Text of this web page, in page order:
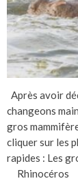
Après avoir
changeons
gros
cliquer sur les
rapides : Les
Rhinocéros